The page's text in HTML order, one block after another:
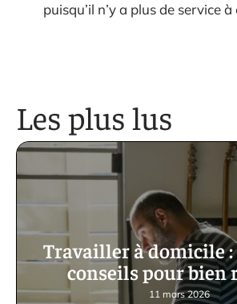
puisqu’il n’y a plus de service
Les plus lus
Travailler à domicile :
conseils pour bien
11 mars 2026